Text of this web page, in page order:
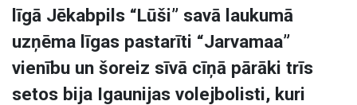
līgā Jēkabpils “Lūši” savā laukumā
uzņēma līgas pastarīti “Jarvamaa”
vienību un šoreiz sīvā cīņā pārāki trīs
setos bija Igaunijas volejbolisti, kuri